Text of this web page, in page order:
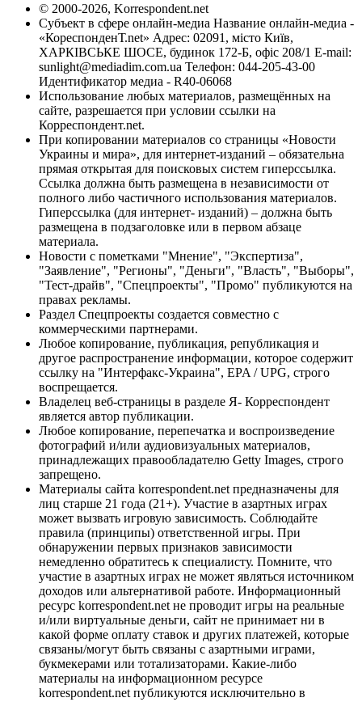
© 2000-2026, Korrespondent.net
Субъект в сфере онлайн-медиа Название онлайн-медиа -
«КореспонденТ.net» Адрес: 02091, місто Київ,
ХАРКІВСЬКЕ ШОСЕ, будинок 172-Б, офіс 208/1 E-mail:
sunlight@mediadim.com.ua Телефон: 044-205-43-00
Идентификатор медиа - R40-06068
Использование любых материалов, размещённых на
сайте, разрешается при условии ссылки на
Корреспондент.net.
При копировании материалов со страницы «Новости
Украины и мира», для интернет-изданий – обязательна
прямая открытая для поисковых систем гиперссылка.
Ссылка должна быть размещена в независимости от
полного либо частичного использования материалов.
Гиперссылка (для интернет- изданий) – должна быть
размещена в подзаголовке или в первом абзаце
материала.
Новости с пометками "Мнение", "Экспертиза",
"Заявление", "Регионы", "Деньги", "Власть", "Выборы",
"Тест-драйв", "Спецпроекты", "Промо" публикуются на
правах рекламы.
Раздел Спецпроекты создается совместно с
коммерческими партнерами.
Любое копирование, публикация, републикация и
другое распространение информации, которое содержит
ссылку на "Интерфакс-Украина", EPA / UPG, строго
воспрещается.
Владелец веб-страницы в разделе Я- Корреспондент
является автор публикации.
Любое копирование, перепечатка и воспроизведение
фотографий и/или аудиовизуальных материалов,
принадлежащих правообладателю Getty Images, строго
запрещено.
Материалы сайта korrespondent.net предназначены для
лиц старше 21 года (21+). Участие в азартных играх
может вызвать игровую зависимость. Соблюдайте
правила (принципы) ответственной игры. При
обнаружении первых признаков зависимости
немедленно обратитесь к специалисту. Помните, что
участие в азартных играх не может являться источником
доходов или альтернативой работе. Информационный
ресурс korrespondent.net не проводит игры на реальные
и/или виртуальные деньги, сайт не принимает ни в
какой форме оплату ставок и других платежей, которые
связаны/могут быть связаны с азартными играми,
букмекерами или тотализаторами. Какие-либо
материалы на информационном ресурсе
korrespondent.net публикуются исключительно в